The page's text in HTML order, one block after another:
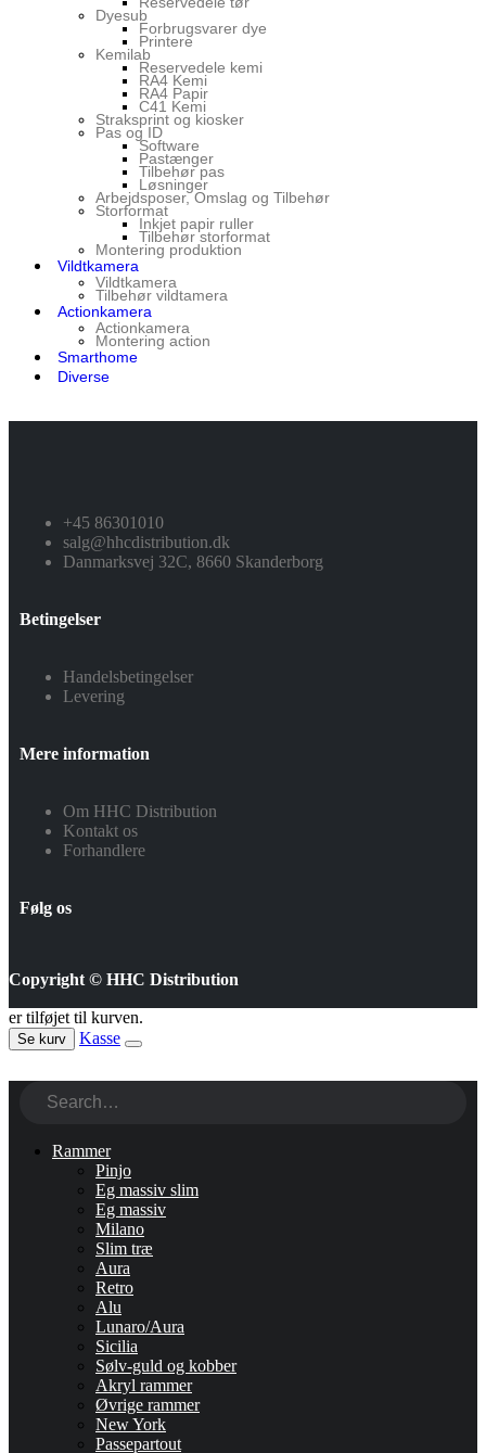
Dyesub
Forbrugsvarer dye
Printere
Kemilab
Reservedele kemi
RA4 Kemi
RA4 Papir
C41 Kemi
Straksprint og kiosker
Pas og ID
Software
Pastænger
Tilbehør pas
Løsninger
Arbejdsposer, Omslag og Tilbehør
Storformat
Inkjet papir ruller
Tilbehør storformat
Montering produktion
Vildtkamera
Vildtkamera
Tilbehør vildtamera
Actionkamera
Actionkamera
Montering action
Smarthome
Diverse
+45 86301010
salg@hhcdistribution.dk
Danmarksvej 32C, 8660 Skanderborg
Betingelser
Handelsbetingelser
Levering
Mere information
Om HHC Distribution
Kontakt os
Forhandlere
Følg os
Copyright © HHC Distribution
er tilføjet til kurven.
Se kurv Kasse
Rammer
Pinjo
Eg massiv slim
Eg massiv
Milano
Slim træ
Aura
Retro
Alu
Lunaro/Aura
Sicilia
Sølv-guld og kobber
Akryl rammer
Øvrige rammer
New York
Passepartout